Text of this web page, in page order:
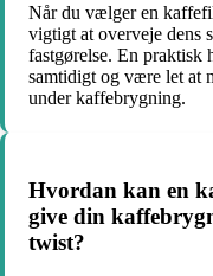
Når du vælger en
vigtigt at overveje dens
fastgørelse. En praktisk
samtidigt og være let at
under kaffebrygning.
Hvordan kan en
give din
twist?